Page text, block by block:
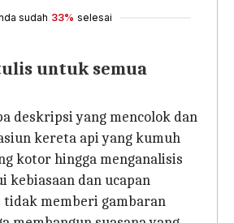
sudah 33% selesai
untuk semua
deskripsi yang mencolok dan
kereta api yang kumuh
kotor hingga menganalisis
kebiasaan dan ucapan
tidak memberi gambaran